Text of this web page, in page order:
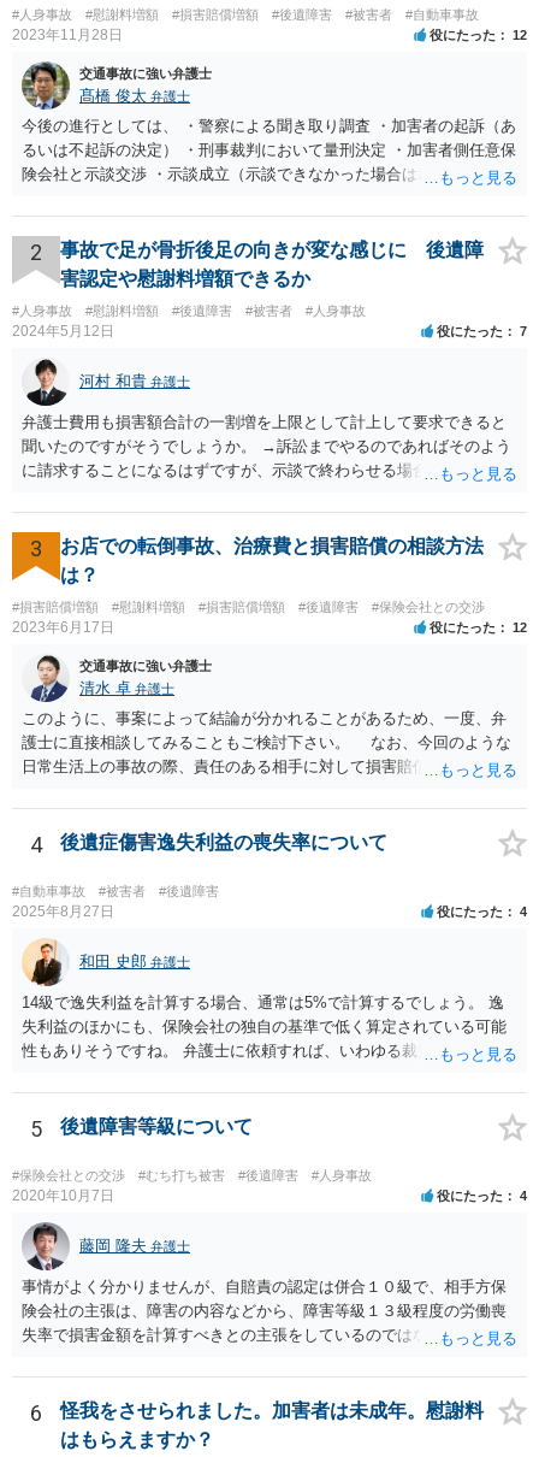
#人身事故 #慰謝料増額 #損害賠償増額 #後遺障害 #被害者 #自動車事故
2023年11月28日 役にたった 12
交通事故に強い弁護士
髙橋 俊太 弁護士
今後の進行としては、 ・警察による聞き取り調査 ・加害者の起訴（あ
るいは不起訴の決定） ・刑事裁判において量刑決定 ・加害者側任意保
険会社と示談交渉 ・示談成立（示談できなかった場合は裁判） となり
加害者に対する処罰感情など尋ねられるはずですので、率直にお答え
になるとよいと思います。
2
事故で足が骨折後足の向きが変な感じに 後遺障
害認定や慰謝料増額できるか
#人身事故 #慰謝料増額 #後遺障害 #被害者 #人身事故
2024年5月12日 役にたった 7
河村 和貴 弁護士
弁護士費用も損害額合計の一割増を上限として計上して要求できると
聞いたのですがそうでしょうか。 →訴訟までやるのであればそのよう
に請求することになるはずですが、示談で終わらせる場合には、そこ
ならほとんど充足できるか多くが返ってくるイメージなので頼むのも
いいかなと思うのですが。 →LAC基準でもそうかもしれませんし、交
通事故事案ではより定額の費用としている法律事務所も多いように思
います。費用面も含めて、弁護士さんを検討してみるとよいかもしれ
ませんね。 かなり具体的な話も多くなっているので、法律事務所に問
い合わせてみるとよいと思います。
3
お店での転倒事故、治療費と損害賠償の相談方法
は？
#損害賠償増額 #慰謝料増額 #損害賠償増額 #後遺障害 #保険会社との交渉
2023年6月17日 役にたった 12
交通事故に強い弁護士
清水 卓 弁護士
このように、事案によって結論が分かれることがあるため、一度、弁
護士に直接相談してみることもご検討下さい。 なお、今回のような
日常生活上の事故の際、責任のある相手に対して損害賠償請求する際
す（ご自宅の火災保険や自動車の任意保険等を確認してみて下さい。
加入したつもりがなくても、確認してみたら付いていたということが
4 後遺症傷害逸失利益の喪失率について
#自動車事故 #被害者 #後遺障害
2025年8月27日 役にたった 4
和田 史郎 弁護士
14級で逸失利益を計算する場合、通常は5%で計算するでしょう。 逸
失利益のほかにも、保険会社の独自の基準で低く算定されている可能
性もありそうですね。 弁護士に依頼すれば、いわゆる裁判基準程度の
5 後遺障害等級について
#保険会社との交渉 #むち打ち被害 #後遺障害 #人身事故
2020年10月7日 役にたった 4
藤岡 隆夫 弁護士
事情がよく分かりませんが、自賠責の認定は併合１０級で、相手方保
険会社の主張は、障害の内容などから、障害等級１３級程度の労働喪
失率で損害金額を計算すべきとの主張をしているのではないでしょう
ので、弁護士を交代しても状況は変わらないでしょう。今の弁護士と
十分に打ち合わせをすることが重要だと思います。
6
怪我をさせられました。加害者は未成年。慰謝料
はもらえますか？